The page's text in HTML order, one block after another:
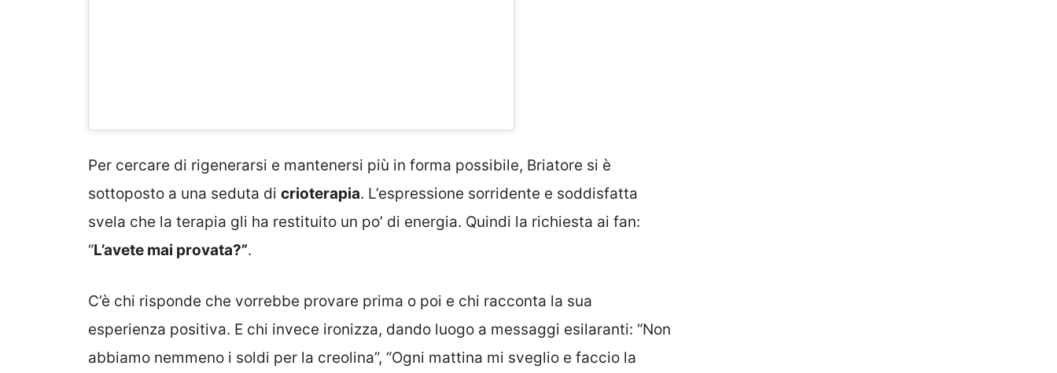
Per cercare di rigenerarsi e mantenersi più in forma possibile, Briatore si è
sottoposto a una seduta di crioterapia. L’espressione sorridente e soddisfatta
svela che la terapia gli ha restituito un po’ di energia. Quindi la richiesta ai fan:
“L’avete mai provata?”.
C’è chi risponde che vorrebbe provare prima o poi e chi racconta la sua
esperienza positiva. E chi invece ironizza, dando luogo a messaggi esilaranti: “Non
abbiamo nemmeno i soldi per la creolina”, “Ogni mattina mi sveglio e faccio la